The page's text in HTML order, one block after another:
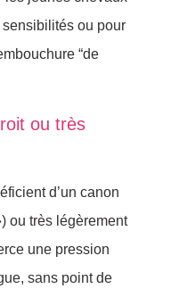
ou pour
“de
ou très
d’un canon
ou très légèrement
une pression
sans point de